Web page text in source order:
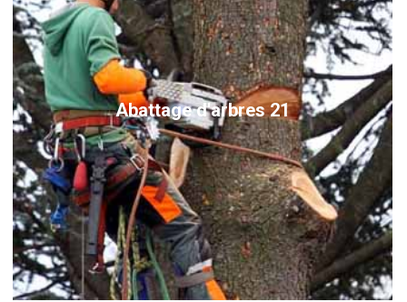
Abattage d'arbres 21